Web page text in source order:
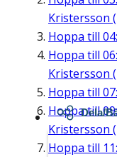
Kristersson
Hoppa till
Hoppa till
Kristersson
Hoppa till
Hoppa till
Kristersson
Hoppa till
Dela/